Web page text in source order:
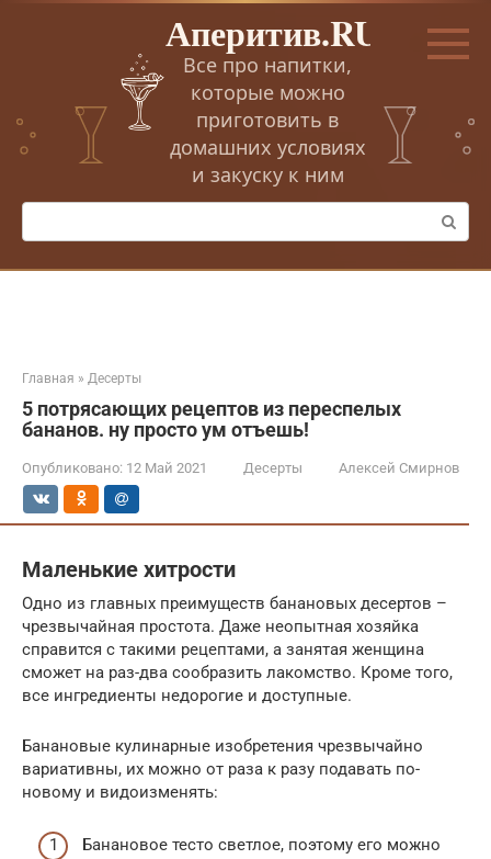
Перейти
Аперитив.RU
Все про напитки,
которые можно
приготовить в
домашних условиях
и закуску к ним
Поиск:
Главная » Десерты
5 потрясающих рецептов из переспелых
бананов. ну просто ум отъешь!
Опубликовано: 12 Май 2021 Десерты Алексей Смирнов
Маленькие хитрости
Одно из главных преимуществ банановых десертов –
чрезвычайная простота. Даже неопытная хозяйка
справится с такими рецептами, а занятая женщина
сможет на раз-два сообразить лакомство. Кроме того,
все ингредиенты недорогие и доступные.
Банановые кулинарные изобретения чрезвычайно
вариативны, их можно от раза к разу подавать по-
новому и видоизменять:
Банановое тесто светлое, поэтому его можно